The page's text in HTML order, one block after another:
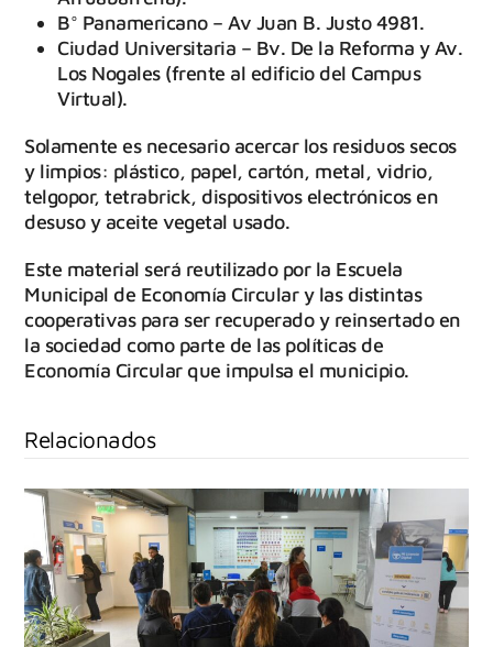
B° Panamericano – Av Juan B. Justo 4981.
Ciudad Universitaria – Bv. De la Reforma y Av.
Los Nogales (frente al edificio del Campus
Virtual).
Solamente es necesario acercar los residuos secos
y limpios: plástico, papel, cartón, metal, vidrio,
telgopor, tetrabrick, dispositivos electrónicos en
desuso y aceite vegetal usado.
Este material será reutilizado por la Escuela
Municipal de Economía Circular y las distintas
cooperativas para ser recuperado y reinsertado en
la sociedad como parte de las políticas de
Economía Circular que impulsa el municipio.
Relacionados